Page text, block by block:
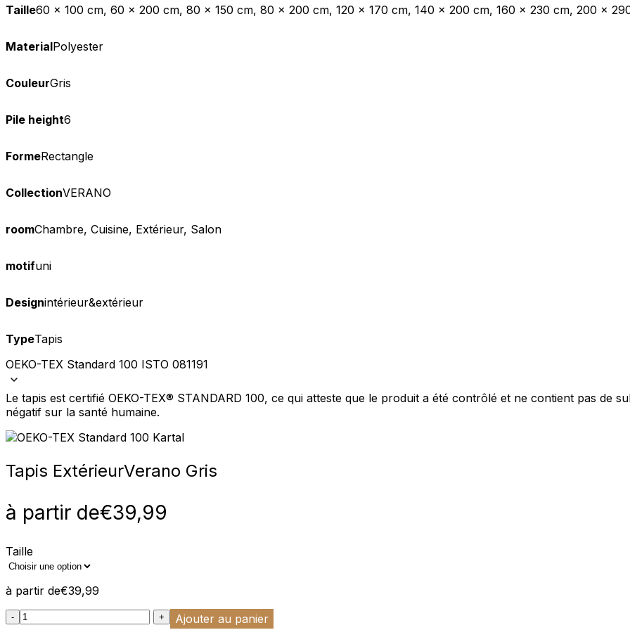
Taille60 x 100 cm, 60 x 200 cm, 80 x 150 cm, 80 x 200 cm, 120 x 170 cm, 140 x 200 cm, 160 x 230 cm, 200 x
MaterialPolyester
CouleurGris
Pile height6
FormeRectangle
CollectionVERANO
roomChambre, Cuisine, Extérieur, Salon
motifuni
Designintérieur&extérieur
TypeTapis
OEKO-TEX Standard 100 ISTO 081191
Le tapis est certifié OEKO-TEX® STANDARD 100, ce qui atteste que le produit a été contrôlé et ne contient pas de
négatif sur la santé humaine.
Tapis ExtérieurVerano Gris
à partir de€39,99
Taille
à partir de€39,99
:product_name quantity
- + Ajouter au panier